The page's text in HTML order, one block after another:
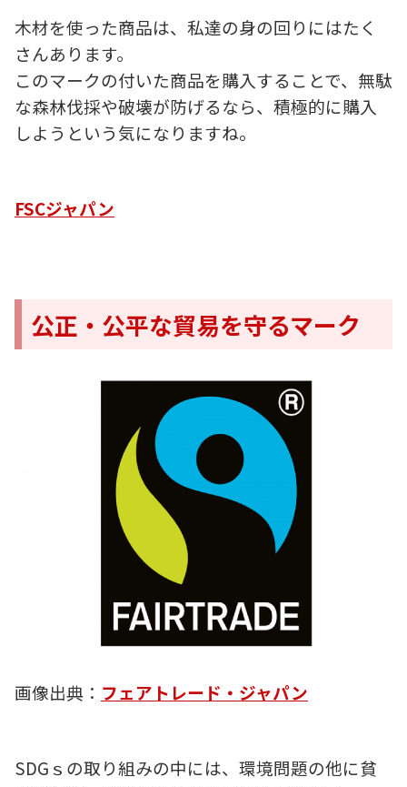
木材を使った商品は、私達の身の回りにはたく
さんあります。
このマークの付いた商品を購入することで、無駄
な森林伐採や破壊が防げるなら、積極的に購入
しようという気になりますね。
FSCジャパン
公正・公平な貿易を守るマーク
画像出典： フェアトレード・ジャパン
SDGｓの取り組みの中には、環境問題の他に貧